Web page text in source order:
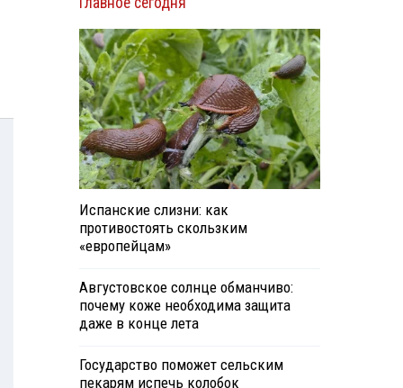
Испанские слизни: как
противостоять скользким
«европейцам»
Августовское солнце обманчиво:
почему коже необходима защита
даже в конце лета
Государство поможет сельским
пекарям испечь колобок